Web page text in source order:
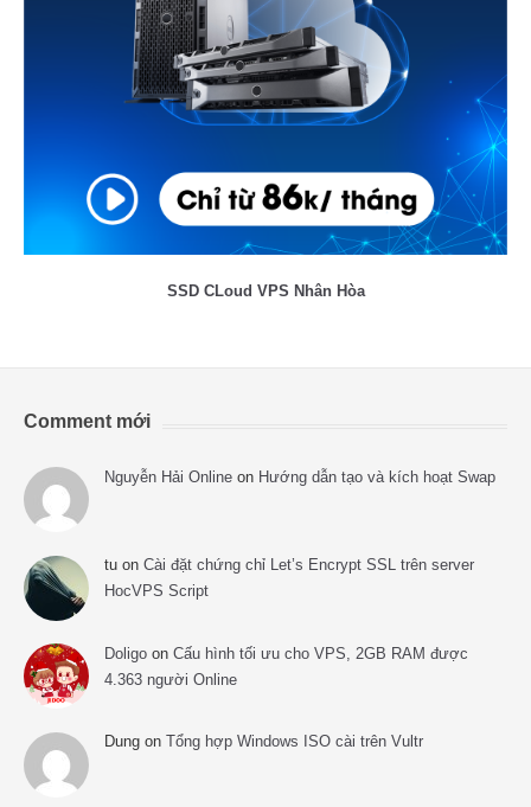
SSD CLoud VPS Nhân Hòa
Comment mới
Nguyễn Hải Online on Hướng dẫn tạo và kích hoạt Swap
tu on Cài đặt chứng chỉ Let’s Encrypt SSL trên server
HocVPS Script
Doligo on Cấu hình tối ưu cho VPS, 2GB RAM được
4.363 người Online
Dung on Tổng hợp Windows ISO cài trên Vultr